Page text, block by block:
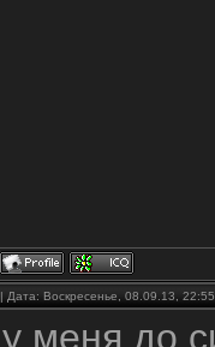
| Дата: Воскресенье, 08.09.13,
у меня до